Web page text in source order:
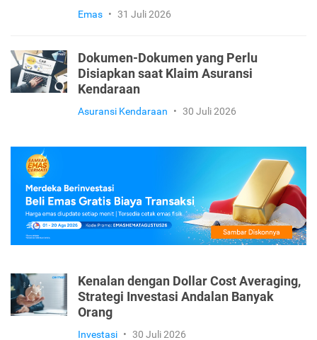
Emas • 31 Juli 2026
Dokumen-Dokumen yang Perlu
Disiapkan saat Klaim Asuransi
Kendaraan
Asuransi Kendaraan • 30 Juli 2026
Kenalan dengan Dollar Cost Averaging,
Strategi Investasi Andalan Banyak
Orang
Investasi • 30 Juli 2026